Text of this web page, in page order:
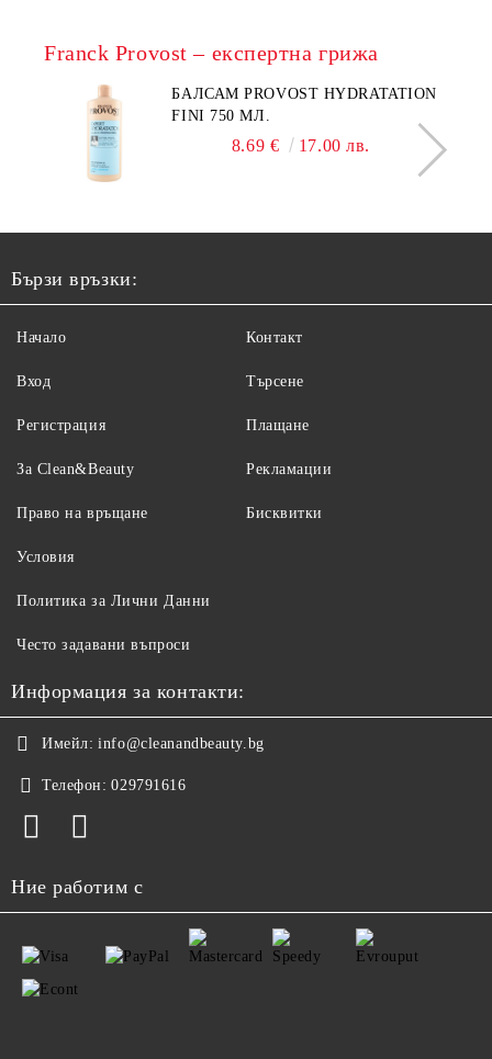
Franck Provost – експертна грижа
БАЛСАМ PROVOST HYDRATATION
FINI 750 МЛ.
8.69 € 17.00 лв.
Бързи връзки:
Начало
Вход
Регистрация
За Clean&Beauty
Контакт
Търсене
Плащане
Рекламации
Право на връщане
Условия
Политика за Лични Данни
Често задавани въпроси
Бисквитки
Информация за контакти:
Имейл: info@cleanandbeauty.bg
Телефон: 029791616
Ние работим с